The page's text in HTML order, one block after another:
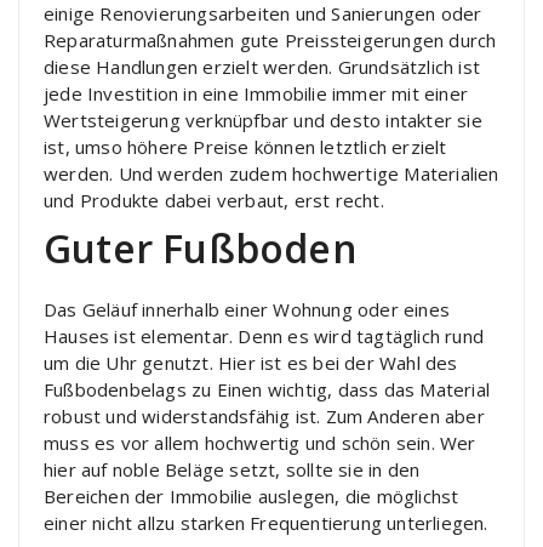
einige Renovierungsarbeiten und Sanierungen oder
Reparaturmaßnahmen gute Preissteigerungen durch
diese Handlungen erzielt werden. Grundsätzlich ist
jede Investition in eine Immobilie immer mit einer
Wertsteigerung verknüpfbar und desto intakter sie
ist, umso höhere Preise können letztlich erzielt
werden. Und werden zudem hochwertige Materialien
und Produkte dabei verbaut, erst recht.
Guter Fußboden
Das Geläuf innerhalb einer Wohnung oder eines
Hauses ist elementar. Denn es wird tagtäglich rund
um die Uhr genutzt. Hier ist es bei der Wahl des
Fußbodenbelags zu Einen wichtig, dass das Material
robust und widerstandsfähig ist. Zum Anderen aber
muss es vor allem hochwertig und schön sein. Wer
hier auf noble Beläge setzt, sollte sie in den
Bereichen der Immobilie auslegen, die möglichst
einer nicht allzu starken Frequentierung unterliegen.